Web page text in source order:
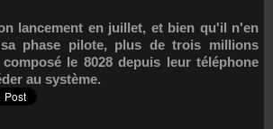
lancement en juillet, et bien qu'il n'en
phase pilote, plus de trois millions
le 8028 depuis leur téléphone
au système.